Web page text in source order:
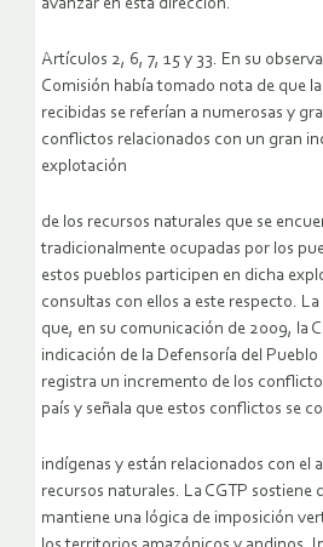
avanzar en esta dirección.
Artículos 2, 6, 7, 15 y 33. En su
Comisión había tomado nota de que
recibidas se referían a numerosas y
conflictos relacionados con un gran
explotación
de los recursos naturales que se
tradicionalmente ocupadas por los
estos pueblos participen en dicha
consultas con ellos a este respecto.
que, en su comunicación de 2009, la
indicación de la Defensoría del Pueblo
registra un incremento de los
país y señala que estos conflictos se
indígenas y están relacionados con el
recursos naturales. La CGTP sostiene
mantiene una lógica de imposición